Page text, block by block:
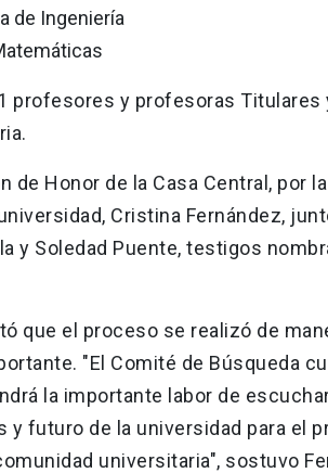
de Ingeniería
profesores y profesoras Titulares
de Honor de la Casa Central, por
Cristina Fernández,
y Soledad Puente, testigos
que el proceso se realizó de
"El Comité de Búsqueda
la importante labor de
y futuro de la universidad para el
universitaria", sostuvo